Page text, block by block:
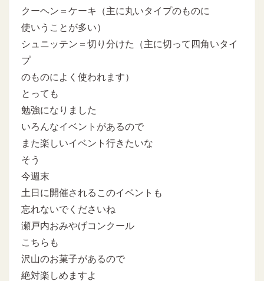
クーヘン＝ケーキ（主に丸いタイプのものに
使いうことが多い）
シュニッテン＝切り分けた（主に切って四角いタイ
プ
のものによく使われます）
とっても
勉強になりました
いろんなイベントがあるので
また楽しいイベント行きたいな
そう
今週末
土日に開催されるこのイベントも
忘れないでくださいね
瀬戸内おみやげコンクール
こちらも
沢山のお菓子があるので
絶対楽しめますよ